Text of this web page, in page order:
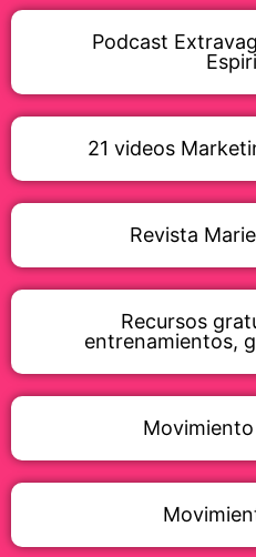
Podcast
21 videos
Revista
Recursos
entrenamientos,
Movimiento